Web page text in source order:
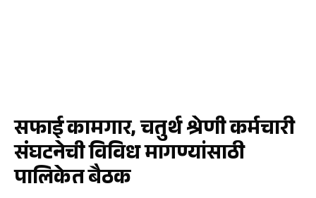
सफाई कामगार, चतुर्थ श्रेणी कर्मचारी
संघटनेची विविध मागण्यांसाठी
पालिकेत बैठक